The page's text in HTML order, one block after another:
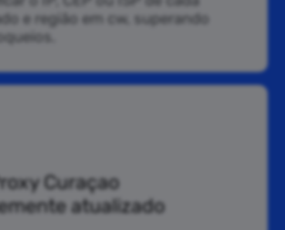
e região em cw, superando
Curaçao
atualizado